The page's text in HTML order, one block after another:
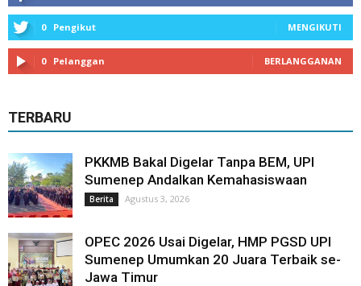
0 Pengikut MENGIKUTI
0 Pelanggan BERLANGGANAN
TERBARU
PKKMB Bakal Digelar Tanpa BEM, UPI
Sumenep Andalkan Kemahasiswaan
Berita Agustus 3, 2026
OPEC 2026 Usai Digelar, HMP PGSD UPI
Sumenep Umumkan 20 Juara Terbaik se-
Jawa Timur